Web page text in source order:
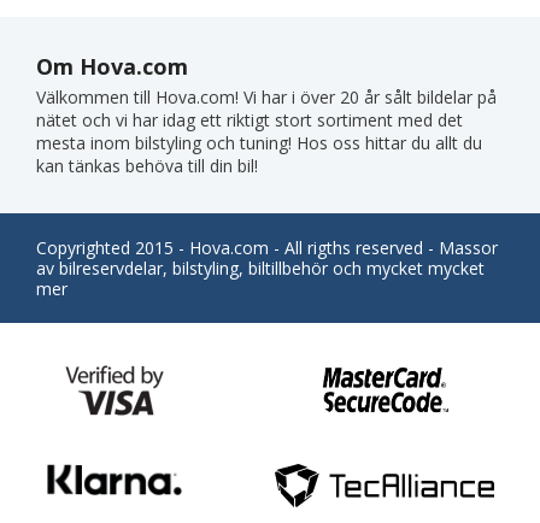
Om Hova.com
Välkommen till Hova.com! Vi har i över 20 år sålt bildelar på
nätet och vi har idag ett riktigt stort sortiment med det
mesta inom bilstyling och tuning! Hos oss hittar du allt du
kan tänkas behöva till din bil!
Copyrighted 2015 - Hova.com - All rigths reserved - Massor
av bilreservdelar, bilstyling, biltillbehör och mycket mycket
mer